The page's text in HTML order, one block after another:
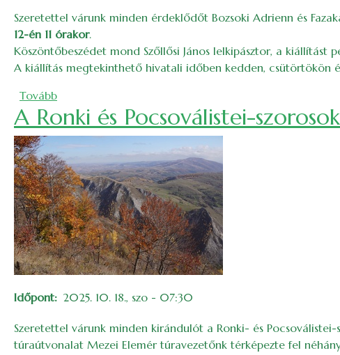
Szeretettel várunk minden érdeklődőt Bozsoki Adrienn és
12-én 11 órakor.
Köszöntőbeszédet mond Szőllősi János lelkipásztor, a kiállítást
A kiállítás megtekinthető hivatali időben kedden, csütörtökön
Tovább(Bozsoki Adrienn és Fazakas Ferenc fotókiállítása)
A Ronki és Pocsoválistei-
Időpont 2025. 10. 18., szo - 07:30
Szeretettel várunk minden kirándulót a Ronki- és
túraútvonalat Mezei Elemér túravezetőnk térképezte fel